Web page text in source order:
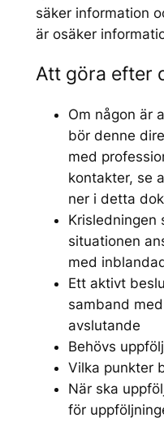
säker information
är osäker
Att göra efter
Om någon är
bör denne
med
kontakter, se
ner i detta
Krisledningen
situationen
med
Ett aktivt
samband
avslutande
Behövs
Vilka punkter
När ska
för